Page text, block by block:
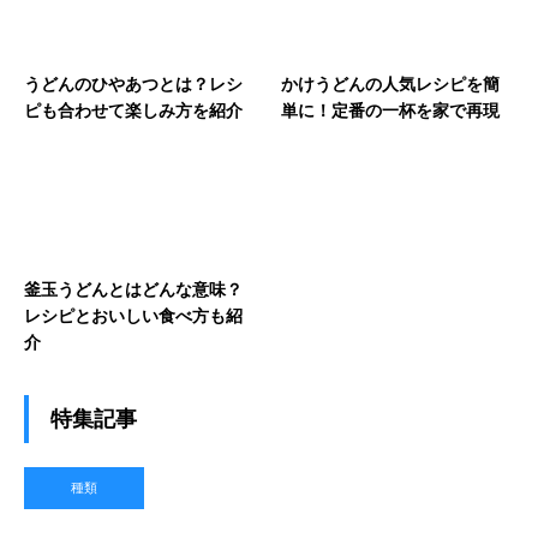
うどんのひやあつとは？レシ
ピも合わせて楽しみ方を紹介
かけうどんの人気レシピを簡
単に！定番の一杯を家で再現
釜玉うどんとはどんな意味？
レシピとおいしい食べ方も紹
介
特集記事
種類